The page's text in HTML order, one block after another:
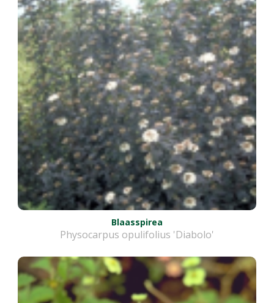
Blaasspirea
Physocarpus opulifolius 'Diabolo'